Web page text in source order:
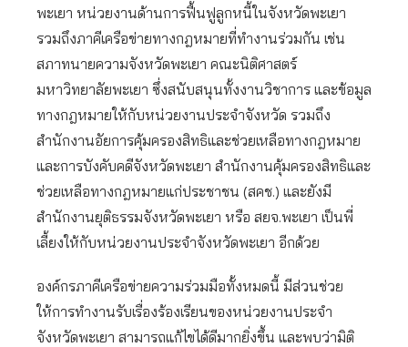
พะเยา หน่วยงานด้านการฟื้นฟูลูกหนี้ในจังหวัดพะเยา
รวมถึงภาคีเครือข่ายทางกฎหมายที่ทำงานร่วมกัน เช่น
สภาทนายความจังหวัดพะเยา คณะนิติศาสตร์
มหาวิทยาลัยพะเยา ซึ่งสนับสนุนทั้งงานวิชาการ และข้อมูล
ทางกฎหมายให้กับหน่วยงานประจำจังหวัด รวมถึง
สำนักงานอัยการคุ้มครองสิทธิและช่วยเหลือทางกฎหมาย
และการบังคับคดีจังหวัดพะเยา สำนักงานคุ้มครองสิทธิและ
ช่วยเหลือทางกฎหมายแก่ประชาชน (สคช.) และยังมี
สำนักงานยุติธรรมจังหวัดพะเยา หรือ สยจ.พะเยา เป็นพี่
เลี้ยงให้กับหน่วยงานประจำจังหวัดพะเยา อีกด้วย
องค์กรภาคีเครือข่ายความร่วมมือทั้งหมดนี้ มีส่วนช่วย
ให้การทำงานรับเรื่องร้องเรียนของหน่วยงานประจำ
จังหวัดพะเยา สามารถแก้ไขได้ดีมากยิ่งขึ้น และพบว่ามิติ